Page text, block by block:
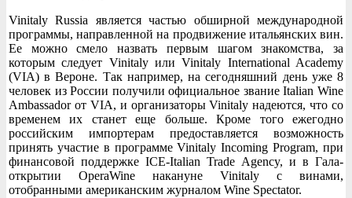
Vinitaly Russia является частью обширной международной
программы, направленной на продвижение итальянских вин.
Ее можно смело назвать первым шагом знакомства, за
которым следует Vinitaly или Vinitaly International Academy
(VIA) в Вероне. Так например, на сегодняшний день уже 8
человек из России получили официальное звание Italian Wine
Ambassador от VIA, и организаторы Vinitaly надеются, что со
временем их станет еще больше. Кроме того ежегодно
российским импортерам предоставляется возможность
принять участие в программе Vinitaly Incoming Program, при
финансовой поддержке ICE-Italian Trade Agency, и в Гала-
открытии OperaWine накануне Vinitaly с винами,
отобранными американским журналом Wine Spectator.